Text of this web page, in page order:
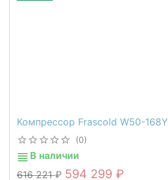
Компрессор Frascold W50-168Y
(0)
В наличии
616 221
594 299